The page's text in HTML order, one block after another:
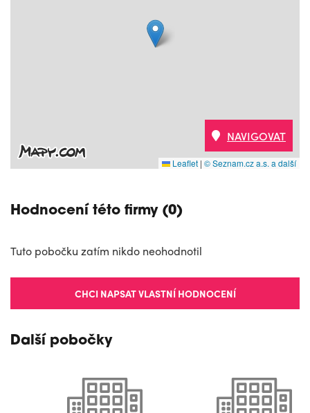
Leaflet | © Seznam.cz a.s. a další
NAVIGOVAT
Hodnocení této firmy (0)
Tuto pobočku zatím nikdo neohodnotil
CHCI NAPSAT VLASTNÍ HODNOCENÍ
Další pobočky